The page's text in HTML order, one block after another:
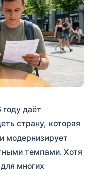
даёт
страну, которая
модернизирует
темпами. Хотя
многих